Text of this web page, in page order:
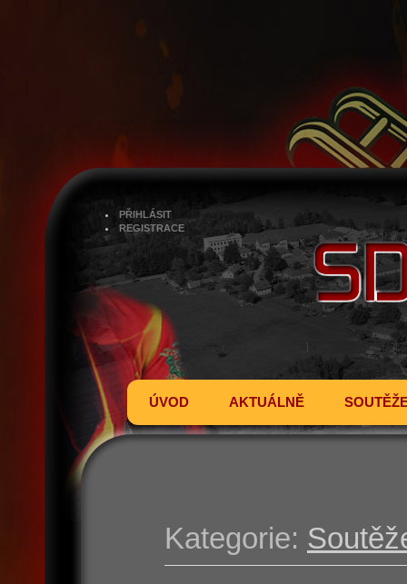
PŘIHLÁSIT
REGISTRACE
ÚVOD AKTUÁLNĚ
Kategorie: